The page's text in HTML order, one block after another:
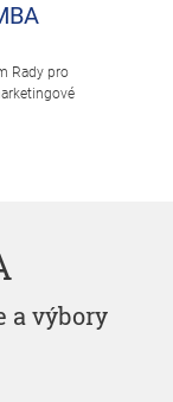
Rady pro
a výbory